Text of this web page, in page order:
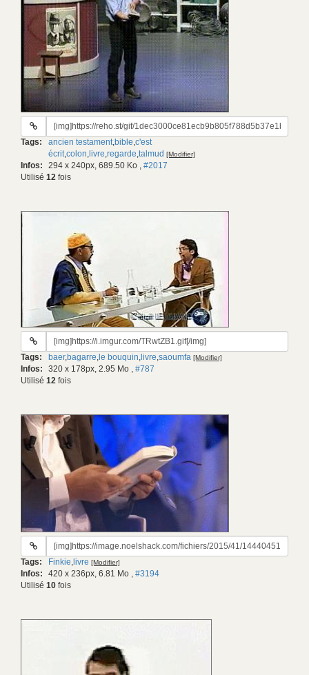
URL
gif:
Tags: ancien testament,bible,c'est
écrit,colon, livre,regarde,talmud [Modifier]
Infos: 294 x 240px, 689.50 Ko , #2017
Utilisé 12 fois
URL
gif:
Tags: baer,bagarre, le bouquin, livre,saoumfa [Modifier]
Infos: 320 x 178px, 2.95 Mo , #787
Utilisé 12 fois
URL
gif:
Tags: Finkie, livre [Modifier]
Infos: 420 x 236px, 6.81 Mo , #3194
Utilisé 10 fois